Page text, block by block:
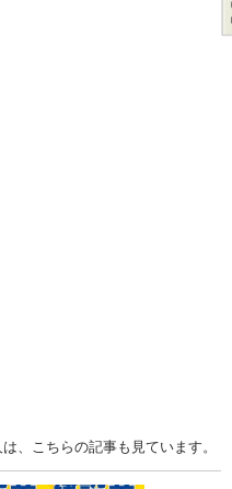
、こちらの記事も見ています。